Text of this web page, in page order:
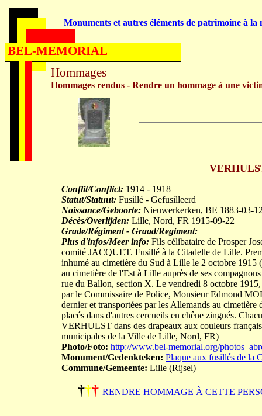
Conflit/Conflict: 1914 - 1918
Statut/Statuut: Fusillé - Gefusilleerd
Naissance/Geboorte: Nieuwerkerken, BE 1883-03-
Décès/Overlijden: Lille, Nord, FR 1915-09-22
Grade/Régiment - Graad/Regiment:
Plus d'infos/Meer info: Fils célibataire de Prosper
comité JACQUET. Fusillé à la Citadelle de Lille.
inhumé au cimetière du Sud à Lille le 2 octobre 1915
au cimetière de l'Est à Lille auprès de ses
rue du Ballon, section X. Le vendredi 8 octobre
par le Commissaire de Police, Monsieur Edmond
dernier et transportées par les Allemands au
placés dans d'autres cercueils en chêne zingués.
VERHULST dans des drapeaux aux couleurs
municipales de la Ville de Lille, Nord, FR)
Photo/Foto: http://www.bel-memorial.org/
Monument/Gedenkteken: Plaque aux fusillés de la
Commune/Gemeente: Lille (Rijsel)
††† RENDRE HOMMAGE À CETTE
Hommages
Hommages rendus - Rendre un hommage à une
Monuments et autres éléments de patrimoine à la
BEL-MEMORIAL